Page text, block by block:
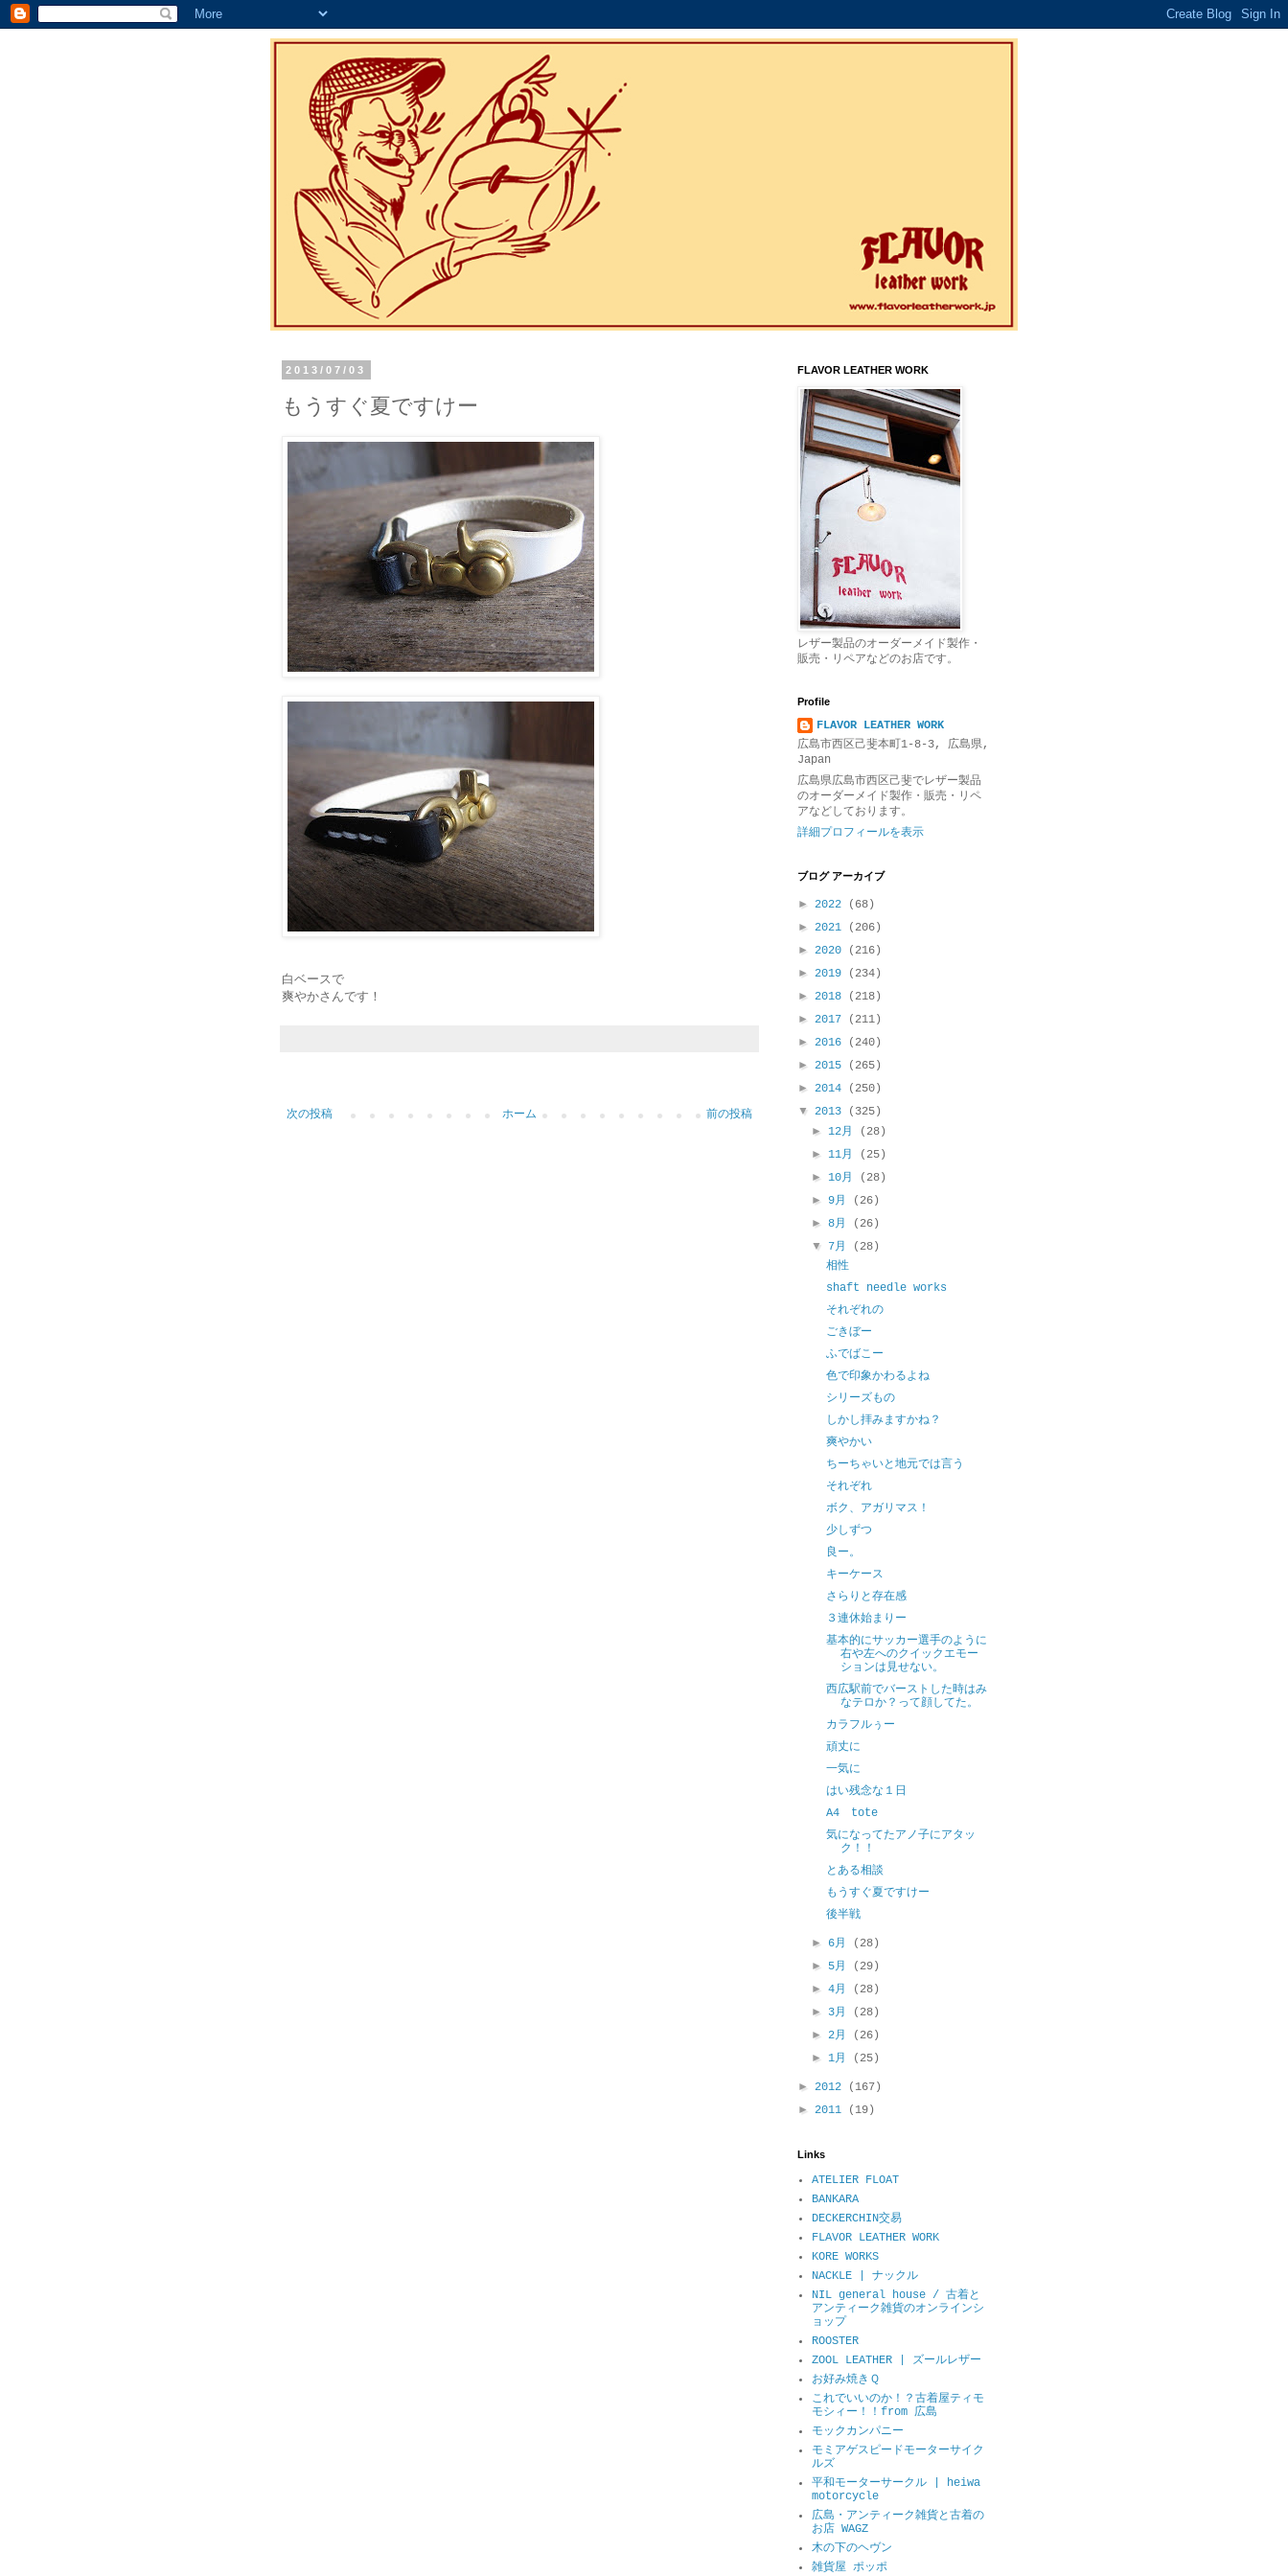
2013/07/03
もうすぐ夏ですけー
白ベースで
爽やかさんです！
次の投稿 前の投稿
ホーム
FLAVOR LEATHER WORK
レザー製品のオーダーメイド製作・
販売・リペアなどのお店です。
Profile
FLAVOR LEATHER WORK
広島市西区己斐本町1-8-3, 広島県,
Japan
広島県広島市西区己斐でレザー製品
のオーダーメイド製作・販売・リペ
アなどしております。
詳細プロフィールを表示
ブログ アーカイブ
► 2022
(68)
► 2021
(206)
► 2020
(216)
► 2019
(234)
► 2018
(218)
► 2017
(211)
► 2016
(240)
► 2015
(265)
► 2014
(250)
▼ 2013
(325)
►12月
(28)
►11月
(25)
►10月
(28)
►9月
(26)
►8月
(26)
▼ 7月
(28)
相性
shaft needle works
それぞれの
ごきぼー
ふでばこー
色で印象かわるよね
シリーズもの
しかし拝みますかね？
爽やかい
ちーちゃいと地元では言う
それぞれ
ボク、アガリマス！
少しずつ
良ー。
キーケース
さらりと存在感
３連休始まりー
基本的にサッカー選手のように
右や左へのクイックエモー
ションは見せない。
西広駅前でバーストした時はみ
なテロか？って顔してた。
カラフルぅー
頑丈に
一気に
はい残念な１日
A4 tote
気になってたアノ子にアタッ
ク！！
とある相談
もうすぐ夏ですけー
後半戦
► 6月
(28)
► 5月
(29)
►4月
(28)
► 3月
(28)
►2月
(26)
►1月 (25)
► 2012
(167)
► 2011 (19)
Links
ATELIER FLOAT
BANKARA
DECKERCHIN交易
FLAVOR LEATHER WORK
KORE WORKS
NACKLE | ナックル
NIL general house / 古着と
アンティーク雑貨のオンラインシ
ョップ
ROOSTER
ZOOL LEATHER | ズールレザー
お好み焼きＱ
これでいいのか！？古着屋ティモ
モシィー！！from 広島
モックカンパニー
モミアゲスピードモーターサイク
ルズ
平和モーターサークル | heiwa
motorcycle
広島・アンティーク雑貨と古着の
お店 WAGZ
木の下のヘヴン
雑貨屋 ポッポ